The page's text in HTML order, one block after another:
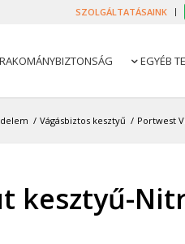
SZOLGÁLTATÁSAINK
RAKOMÁNYBIZTONSÁG  EGYÉB
/ Vágásbiztos kesztyű / Portwest
kesztyű-